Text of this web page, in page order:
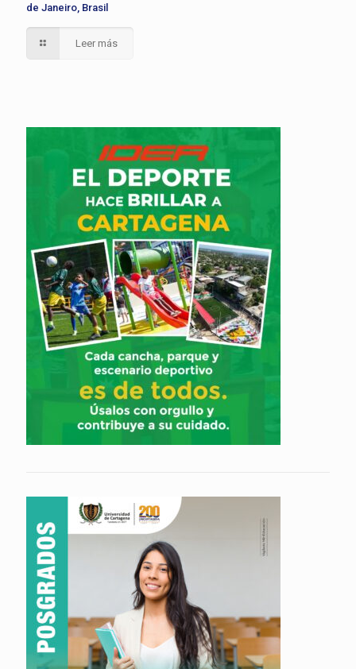
de Janeiro, Brasil
Leer más